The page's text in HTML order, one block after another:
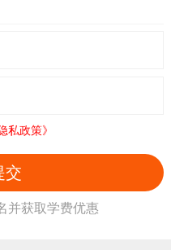
私政策》
交
并获取学费优惠